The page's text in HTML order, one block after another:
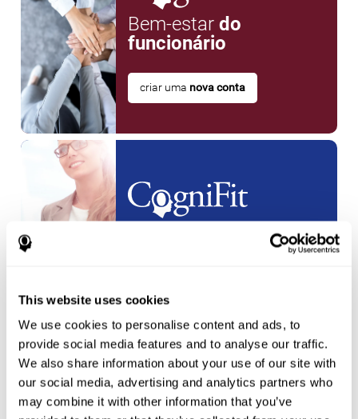
This website uses cookies
We use cookies to personalise content and ads, to
provide social media features and to analyse our traffic.
We also share information about your use of our site with
our social media, advertising and analytics partners who
may combine it with other information that you’ve
Bem-estar do
funcionário
criar uma nova conta
White Label